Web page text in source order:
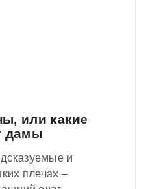
или какие
дамы
и
плечах –